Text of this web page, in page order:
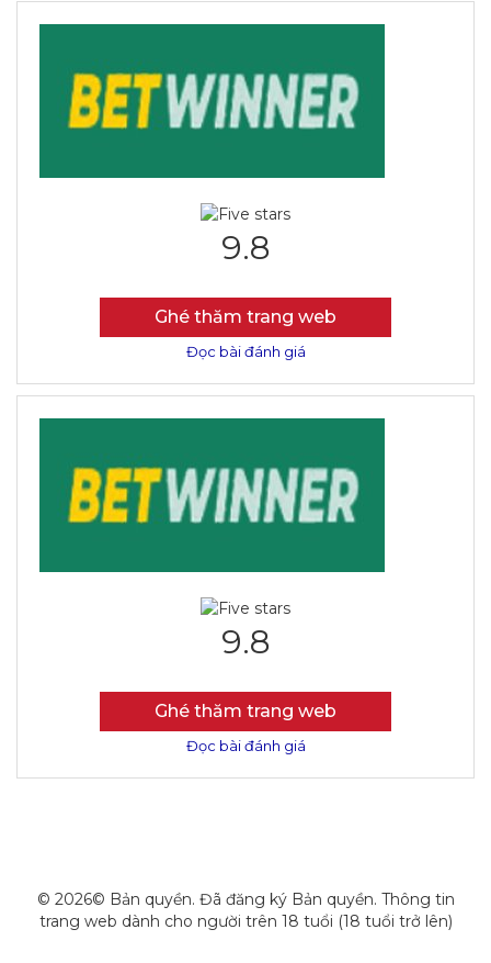
9.8
Ghé thăm trang web
Đọc bài đánh giá
9.8
Ghé thăm trang web
Đọc bài đánh giá
© 2026© Bản quyền. Đã đăng ký Bản quyền. Thông tin
trang web dành cho người trên 18 tuổi (18 tuổi trở lên)